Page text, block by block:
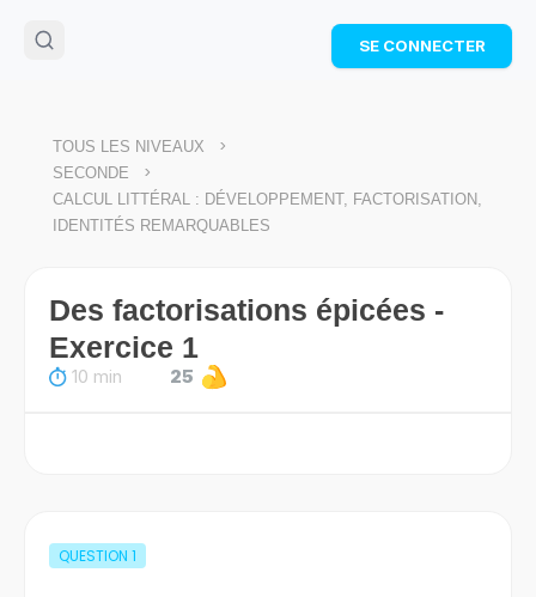
🌴Cahier de vacances offert
: révise les maths cet
Télécharge ton PDF gratuit et progresse avec des
SE CONNECTER
TOUS LES NIVEAUX >
SECONDE >
CALCUL LITTÉRAL : DÉVELOPPEMENT, FACTORISATION,
IDENTITÉS REMARQUABLES
Des factorisations épicées -
Exercice 1
10 min 25
QUESTION 1